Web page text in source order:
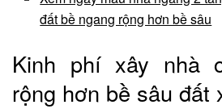
đất bề ngang rộng hơn bề sâu
Kinh phí xây nhà
rộng hơn bề sâu đất